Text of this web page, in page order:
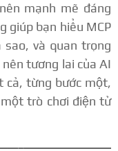
mạnh mẽ đáng
giúp bạn hiểu MCP
sao, và quan trọng
tương lai của AI
cả, từng bước một,
trò chơi điện tử